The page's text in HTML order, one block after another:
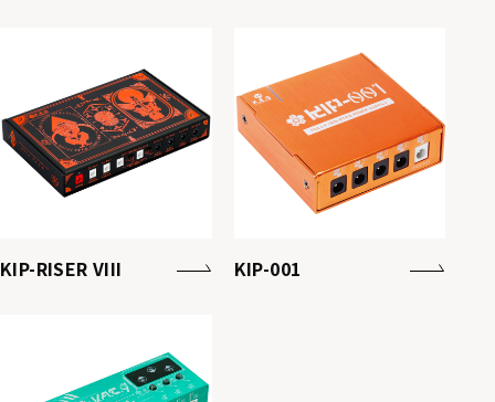
KIP-RISER VIII KIP-001